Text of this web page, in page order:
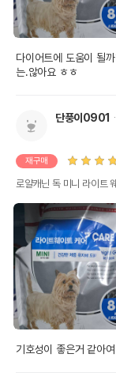
다이어트에 도움이 될
는.않아요 ㅎㅎ
단풍이0901
재구매
로얄캐닌 독 미니 라이트